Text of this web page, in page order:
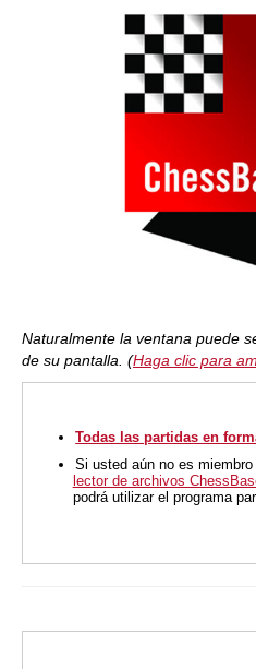
Naturalmente la ventana puede
de su pantalla. (Haga clic para
Todas las partidas en
Si usted aún no es
lector de archivos
podrá utilizar el programa